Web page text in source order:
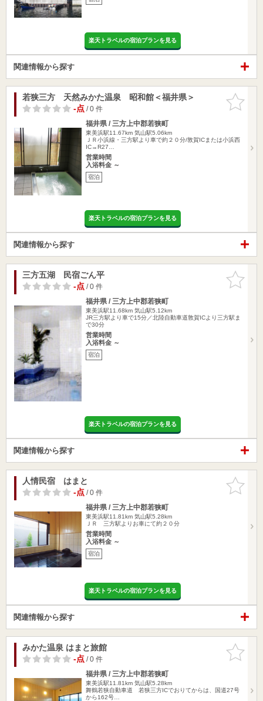
楽天トラベルの宿泊プランを見る
関連情報から探す
お気に入
りに追加
若狭三方 天然みかた温泉 昭和館＜福井県＞
-点/ 0 件
福井県 / 三方上中郡若狭町
東美浜駅11.67km 気山駅5.06km
ＪＲ小浜線・三方駅より車で約２０分/敦賀ICまたは小浜西
IC→R27…
営業時間
入浴料金 ～
宿泊
楽天トラベルの宿泊プランを見る
関連情報から探す
お気に入
りに追加
三方五湖 民宿ごん平
-点/ 0 件
福井県 / 三方上中郡若狭町
東美浜駅11.68km 気山駅5.12km
JR三方駅より車で15分／北陸自動車道敦賀ICより三方駅ま
で30分
営業時間
入浴料金 ～
宿泊
楽天トラベルの宿泊プランを見る
関連情報から探す
お気に入
りに追加
人情民宿 はまと
-点/ 0 件
福井県 / 三方上中郡若狭町
東美浜駅11.81km 気山駅5.28km
ＪＲ 三方駅よりお車にて約２０分
営業時間
入浴料金 ～
宿泊
楽天トラベルの宿泊プランを見る
関連情報から探す
お気に入
りに追加
みかた温泉 はまと旅館
-点/ 0 件
福井県 / 三方上中郡若狭町
東美浜駅11.81km 気山駅5.28km
舞鶴若狭自動車道 若狭三方ICでおりてからは、国道27号
から162号…